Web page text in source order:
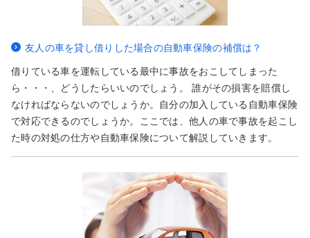
友人の車を貸し借りした場合の自動車保険の補償は？
借りている車を運転している最中に事故をおこしてしまった
ら・・・、どうしたらいいのでしょう。 誰がその損害を賠償し
なければならないのでしょうか。自分の加入している自動車保険
で対応できるのでしょうか。ここでは、他人の車で事故を起こし
た時の対処の仕方や自動車保険について解説していきます。